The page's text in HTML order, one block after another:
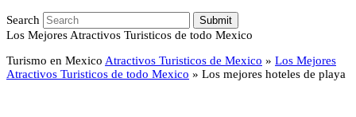
Search Submit
Los Mejores Atractivos Turisticos de todo Mexico
Turismo en Mexico Atractivos Turisticos de Mexico » Los Mejores
Atractivos Turisticos de todo Mexico » Los mejores hoteles de playa